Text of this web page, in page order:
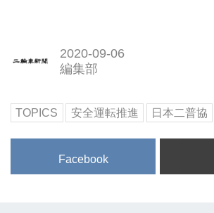
2020-09-06
編集部
TOPICS 安全運転推進 日本二普協
Facebook